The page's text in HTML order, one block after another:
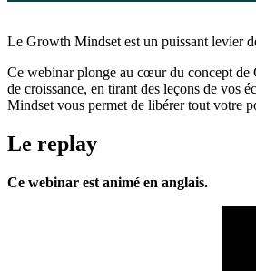
Le Growth Mindset est un puissant levier
Ce webinar plonge au cœur du concept
de croissance, en tirant des leçons de vos
Mindset vous permet de libérer tout votre
Le replay
Ce webinar est animé en anglais.